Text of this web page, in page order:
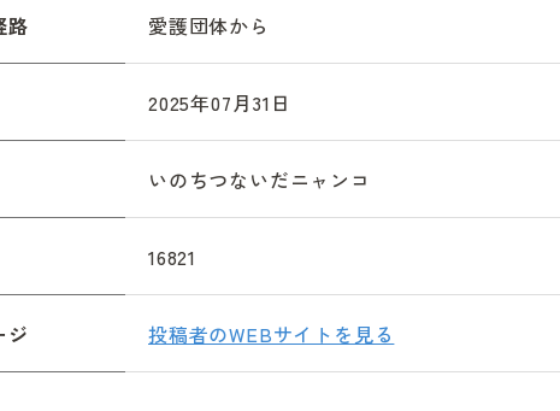
路 愛護団体から
2025年07月31日
いのちつないだニャンコ
16821
ジ 投稿者のWEBサイトを見る